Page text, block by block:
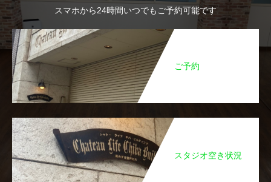
スマホから24時間いつでもご予約可能です
ご予約
スタジオ空き状況